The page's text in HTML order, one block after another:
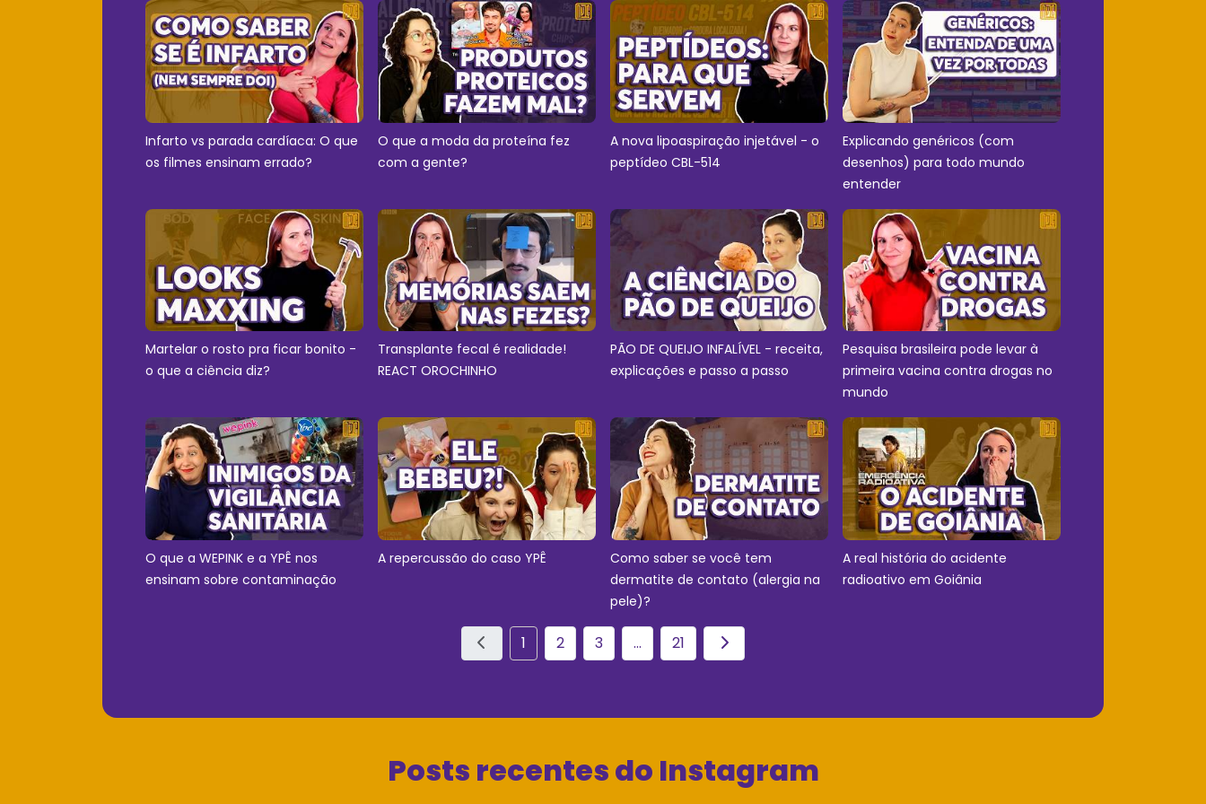
Infarto vs parada cardíaca: O que
os filmes ensinam errado?
O que a moda da proteína fez
com a gente?
A nova lipoaspiração injetável - o
peptídeo CBL-514
Explicando genéricos (com
desenhos) para todo mundo
entender
Martelar o rosto pra ficar bonito -
o que a ciência diz?
Transplante fecal é realidade!
REACT OROCHINHO
PÃO DE QUEIJO INFALÍVEL - receita,
explicações e passo a passo
Pesquisa brasileira pode levar à
primeira vacina contra drogas no
mundo
O que a WEPINK e a YPÊ nos
ensinam sobre contaminação
A repercussão do caso YPÊ
Como saber se você tem
dermatite de contato (alergia na
pele)?
A real história do acidente
radioativo em Goiânia
1 2 3 ... 21
Posts recentes do Instagram